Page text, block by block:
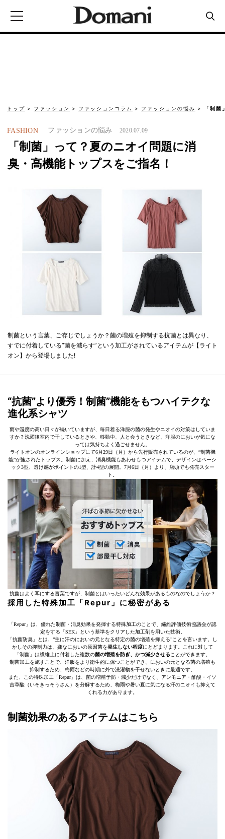
トップ ファッション ファッションコラム ファッションの悩み 「制
FASHION ファッションの悩み 2020.07.09
「制菌」って？夏のニオイ問題に消
臭・高機能トップスをご指名！
制菌という言葉、ご存じでしょうか？菌の増殖を抑制する抗菌とは異なり、
すでに付着している”菌を減らす”という加工がされているアイテムが【ライト
オン】から登場しました!
“抗菌”より優秀！制菌”機能をもつハイテクな
進化系シャツ
雨や湿度の高い日々が続いていますが、毎日着る洋服の菌の発生やニオイの対策はしていま
すか？洗濯後室内で干しているときや、移動中、人と会うときなど、洋服のにおいが気にな
っては気持ちよく過ごせません。
ライトオンのオンラインショップにて6月29日（月）から先行販売されているのが、”制菌機
能”が施されたトップス。制菌に加え、消臭機能もあわせもつアイテムで、デザインはベーシ
ック3型、透け感がポイントの1型、計4型の展開。7月6日（月）より、店頭でも発売スター
ト。
抗菌はよく耳にする言葉ですが、制菌とはいったいどんな効果があるものなのでしょうか？
採用した特殊加工「Repur」に秘密がある
「Repur」は、優れた制菌・消臭効果を発揮する特殊加工のことで、繊維評価技術協議会が認
定をする「SEK」という基準をクリアした加工剤を用いた技術。
「抗菌防臭」とは、”主に汗のにおいの元となる特定の菌の増殖を抑える”ことを言います。し
かしその抑制力は、嫌なにおいの原因菌を発生しない程度にとどまります。これに対して
「制菌」は繊維上に付着した複数の菌の増殖を防ぎ、かつ減少させる ことができます。
制菌加工を施すことで、洋服をより衛生的に保つことができ、においの元となる菌の増殖も
抑制するため、梅雨などの時期に外で洗濯物を干せないときに最適です。
また、この特殊加工「Repur」は、菌の増殖予防・減少だけでなく、アンモニア・酢酸・イソ
吉草酸（いそきっそうさん）を分解するため、梅雨や暑い夏に気になる汗のニオイも抑えて
くれる力があります。
制菌効果のあるアイテムはこちら